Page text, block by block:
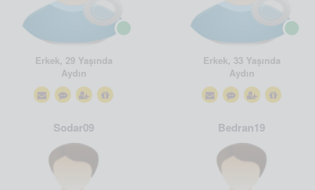
Erkek, 29 Yaşında
Aydın
Erkek, 33 Yaşında
Aydın
Sodar09 Bedran19